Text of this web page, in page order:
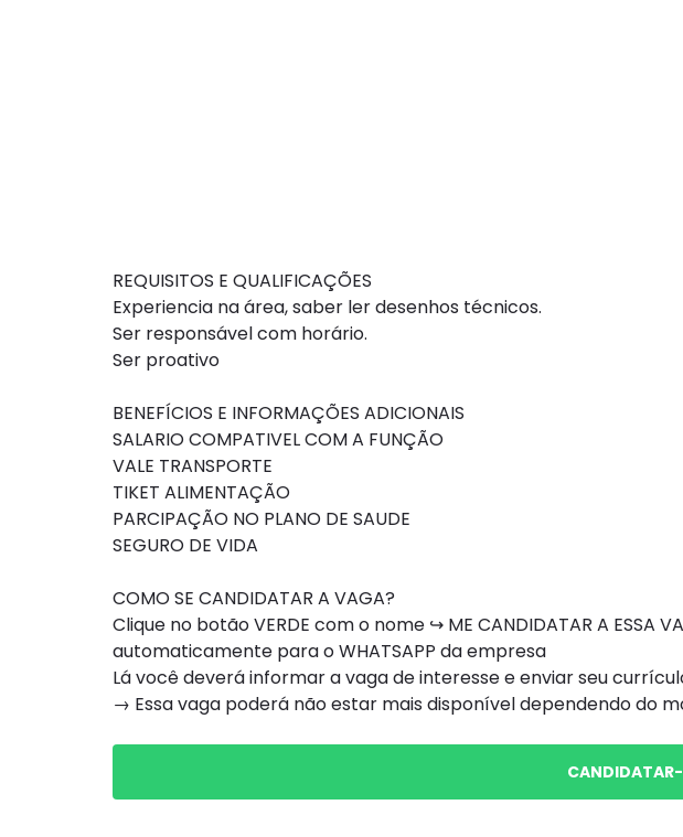
REQUISITOS E QUALIFICAÇÕES
Experiencia na área, saber ler desenhos técnicos.
Ser responsável com horário.
Ser proativo
BENEFÍCIOS E INFORMAÇÕES ADICIONAIS
SALARIO COMPATIVEL COM A FUNÇÃO
VALE TRANSPORTE
TIKET ALIMENTAÇÃO
PARCIPAÇÃO NO PLANO DE SAUDE
SEGURO DE VIDA
COMO SE CANDIDATAR A VAGA?
Clique no botão VERDE com o nome ↪ ME CANDIDATAR A
automaticamente para o WHATSAPP da empresa
Lá você deverá informar a vaga de interesse e enviar seu
→ Essa vaga poderá não estar mais disponível dependendo do
CANDIDATAR-